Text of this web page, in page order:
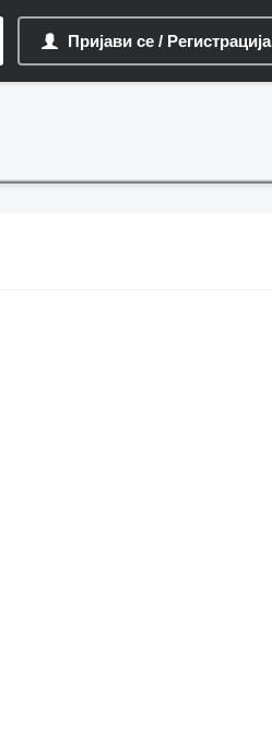
Пријави се / Регистрација